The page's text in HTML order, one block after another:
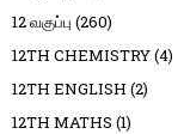
12 வகுப்பு (260)
12TH CHEMISTRY(4)
12TH ENGLISH (2)
12TH MATHS (1)